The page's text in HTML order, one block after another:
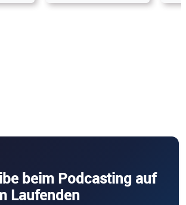
beim Podcasting auf
Laufenden